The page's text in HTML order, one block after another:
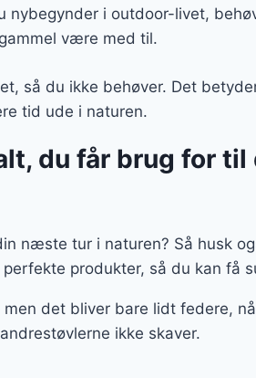
nybegynder i outdoor-livet,
være med til.
så du ikke behøver. Det
tid ude i naturen.
du får brug for
næste tur i naturen? Så husk
produkter, så du kan få
men det bliver bare lidt federe,
ikke skaver.